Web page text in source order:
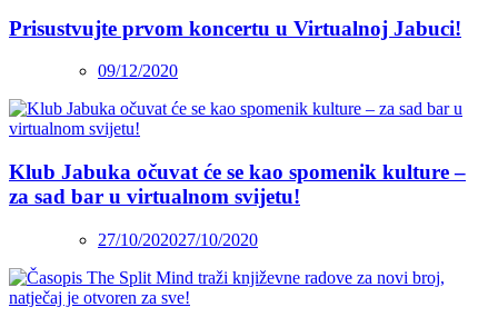
Prisustvujte prvom koncertu u Virtualnoj Jabuci!
09/12/2020
Klub Jabuka očuvat će se kao spomenik kulture –
za sad bar u virtualnom svijetu!
27/10/202027/10/2020